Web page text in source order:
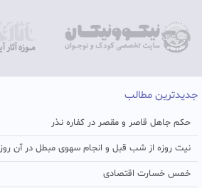
جدیدترین مطالب
حکم جاهل قاصر و مقصر در کفاره نذر
نیت روزه از شب قبل و انجام سهوی مبطل در آن روز
خمس خسارت اقتصادی